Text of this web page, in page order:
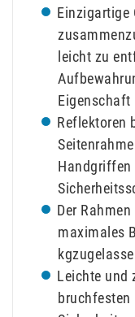
Einzigartige
leicht zu
Eigenschaft
Reflektoren
Handgriffen
Der
maximales
Leichte und
bruchfesten